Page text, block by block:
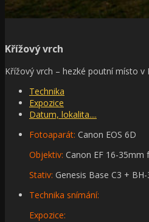
Křížový vrch
Křížový vrch – hezké poutní místo v
Technika
Expozice
Datum, lokalita....
Fotoaparát: Canon EOS 6D
Objektiv: Canon EF 16-35mm
Stativ: Genesis Base C3 +
Technika snímání:
Expozice: